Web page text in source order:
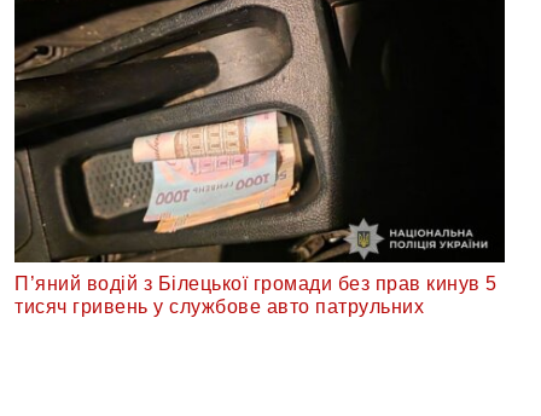
П’яний водій з Білецької громади без прав кинув 5
тисяч гривень у службове авто патрульних